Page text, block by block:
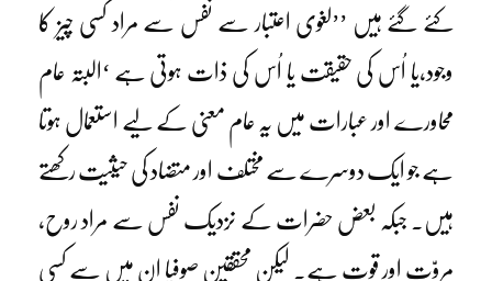
کئے گئے ہیں ’’لغوی اعتبار سے نفس سے مراد کسی چیز کا
وجود،یا اُس کی حقیقت یا اُس کی ذات ہوتی ہے ‘البتہ عام
محاورے اور عبارات میں یہ عام معنی کے لیے استعمال ہوتا
ہے جو ایک دوسرے سے مختلف اور متضاد کی حیثیت رکھتے
ہیں۔ جبکہ بعض حضرات کے نزدیک نفس سے مراد روح،
مروّت اور قوت ہے۔ لیکن محققین صوفیا ان میں سے کسی